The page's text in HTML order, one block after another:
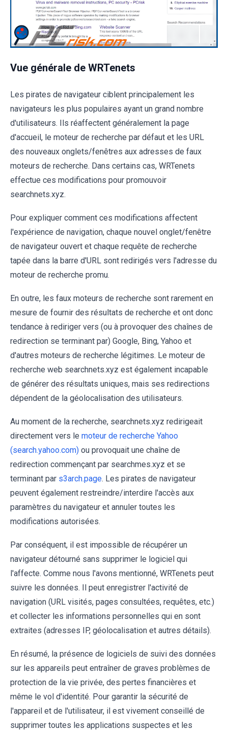
Vue générale de WRTenets
Les pirates de navigateur ciblent principalement les
navigateurs les plus populaires ayant un grand nombre
d'utilisateurs. Ils réaffectent généralement la page
d'accueil, le moteur de recherche par défaut et les URL
des nouveaux onglets/fenêtres aux adresses de faux
moteurs de recherche. Dans certains cas, WRTenets
effectue ces modifications pour promouvoir
searchnets.xyz.
Pour expliquer comment ces modifications affectent
l'expérience de navigation, chaque nouvel onglet/fenêtre
de navigateur ouvert et chaque requête de recherche
tapée dans la barre d'URL sont redirigés vers l'adresse du
moteur de recherche promu.
En outre, les faux moteurs de recherche sont rarement en
mesure de fournir des résultats de recherche et ont donc
tendance à rediriger vers (ou à provoquer des chaînes de
redirection se terminant par) Google, Bing, Yahoo et
d'autres moteurs de recherche légitimes. Le moteur de
recherche web searchnets.xyz est également incapable
de générer des résultats uniques, mais ses redirections
dépendent de la géolocalisation des utilisateurs.
Au moment de la recherche, searchnets.xyz redirigeait
directement vers le moteur de recherche Yahoo
(search.yahoo.com) ou provoquait une chaîne de
redirection commençant par searchmes.xyz et se
terminant par s3arch.page. Les pirates de navigateur
peuvent également restreindre/interdire l'accès aux
paramètres du navigateur et annuler toutes les
modifications autorisées.
Par conséquent, il est impossible de récupérer un
navigateur détourné sans supprimer le logiciel qui
l'affecte. Comme nous l'avons mentionné, WRTenets peut
suivre les données. Il peut enregistrer l'activité de
navigation (URL visités, pages consultées, requêtes, etc.)
et collecter les informations personnelles qui en sont
extraites (adresses IP, géolocalisation et autres détails).
En résumé, la présence de logiciels de suivi des données
sur les appareils peut entraîner de graves problèmes de
protection de la vie privée, des pertes financières et
même le vol d'identité. Pour garantir la sécurité de
l'appareil et de l'utilisateur, il est vivement conseillé de
supprimer toutes les applications suspectes et les